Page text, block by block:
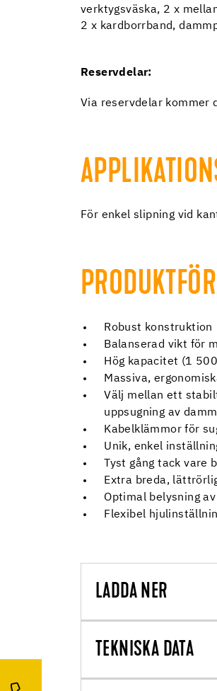
verktygsväska, 2 x
2 x kardborrband,
Reservdelar:
Via reservdelar kommer
För enkel slipning vid
Robust konstruktion
Balanserad vikt för
Hög kapacitet (1
Massiva,
Välj mellan ett
uppsugning av damm
Kabelklämmor för
Unik, enkel
Tyst gång tack vare
Extra breda,
Optimal belysning
Flexibel
LADDA NER
TEKNISKA DATA